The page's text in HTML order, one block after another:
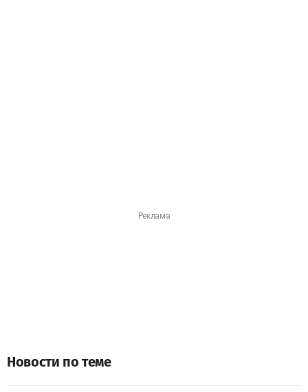
Новости по теме